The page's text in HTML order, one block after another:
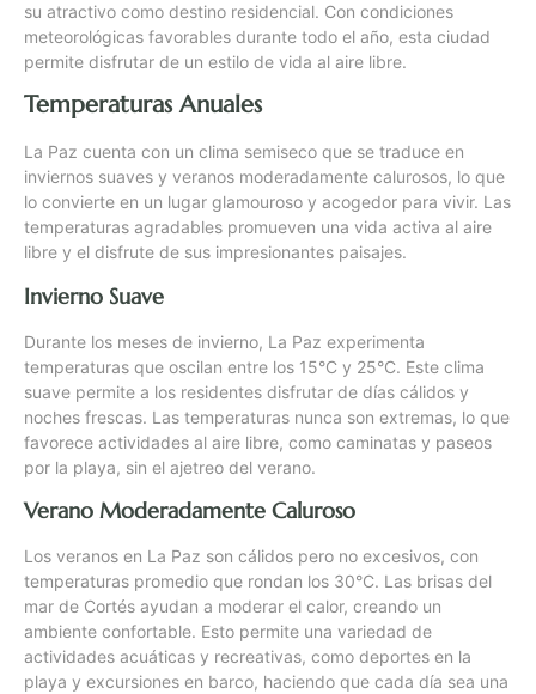
su atractivo como destino residencial. Con condiciones
meteorológicas favorables durante todo el año, esta ciudad
permite disfrutar de un estilo de vida al aire libre.
Temperaturas Anuales
La Paz cuenta con un clima semiseco que se traduce en
inviernos suaves y veranos moderadamente calurosos, lo que
lo convierte en un lugar glamouroso y acogedor para vivir. Las
temperaturas agradables promueven una vida activa al aire
libre y el disfrute de sus impresionantes paisajes.
Invierno Suave
Durante los meses de invierno, La Paz experimenta
temperaturas que oscilan entre los 15°C y 25°C. Este clima
suave permite a los residentes disfrutar de días cálidos y
noches frescas. Las temperaturas nunca son extremas, lo que
favorece actividades al aire libre, como caminatas y paseos
por la playa, sin el ajetreo del verano.
Verano Moderadamente Caluroso
Los veranos en La Paz son cálidos pero no excesivos, con
temperaturas promedio que rondan los 30°C. Las brisas del
mar de Cortés ayudan a moderar el calor, creando un
ambiente confortable. Esto permite una variedad de
actividades acuáticas y recreativas, como deportes en la
playa y excursiones en barco, haciendo que cada día sea una